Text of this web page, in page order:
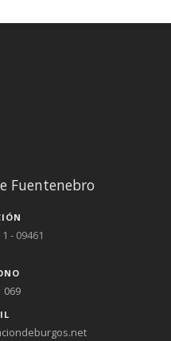
Fuentenebro
- 09461
069